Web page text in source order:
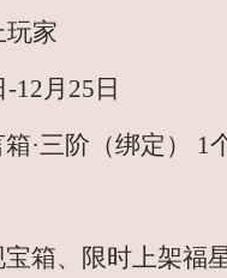
家
月25日
三阶（绑定） 1
箱、限时上架福